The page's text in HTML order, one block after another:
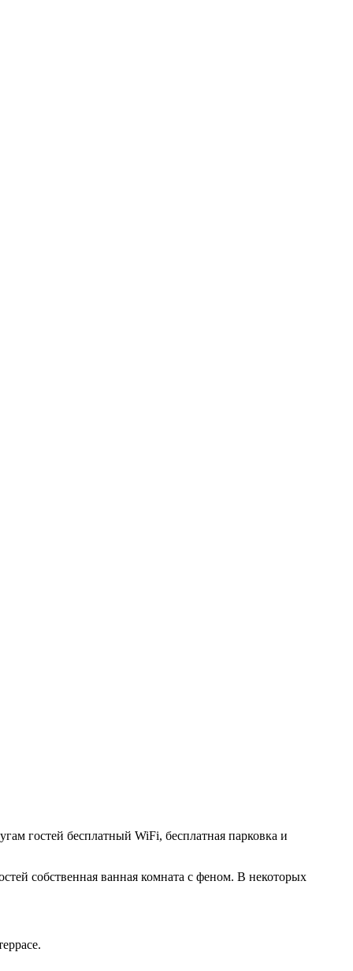
гостей бесплатный WiFi, бесплатная парковка и
собственная ванная комната с феном. В некоторых